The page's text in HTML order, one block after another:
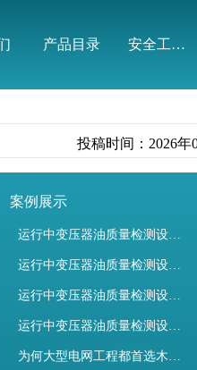
公司产品目录 安全工器具
投稿时间：2026年
案例展示
运行中变压器油质量检测设备有哪些优势？
运行中变压器油质量检测设备如何维护？
运行中变压器油质量检测设备包括哪些？
运行中变压器油质量检测设备如何选型？
为何大型电网工程都首选木森电气成套电力测试设备？